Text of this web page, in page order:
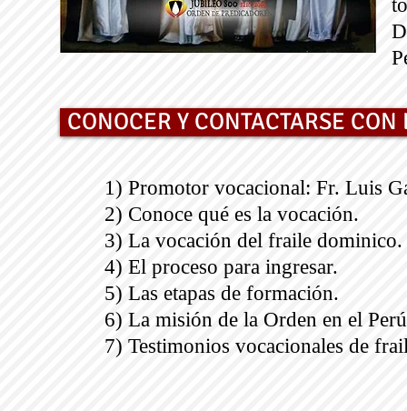
CONOCER Y CONTACTARSE
1) Promotor vocacional: Fr. Luis
2) Conoce qué es la vocación.
3) La vocación del fraile dominico.
4) El proceso para ingresar.
5) Las etapas de formación.
6) La misión de la Orden en el
7) Testimonios vocacionales de